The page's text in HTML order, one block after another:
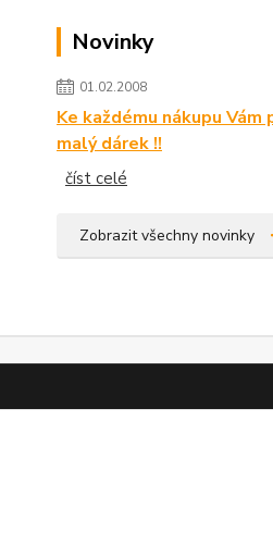
Novinky
01.02.2008
Ke každému nákupu Vám
malý dárek !!
číst celé
Zobrazit všechny novinky